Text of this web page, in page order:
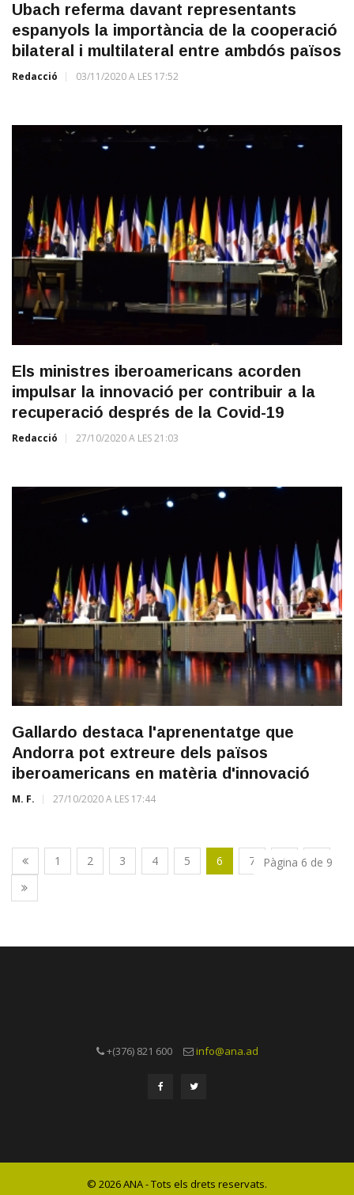
Ubach referma davant representants
espanyols la importància de la cooperació
bilateral i multilateral entre ambdós països
Redacció 03/11/2020 A LES 17:52
Els ministres iberoamericans acorden
impulsar la innovació per contribuir a la
recuperació després de la Covid-19
Redacció 27/10/2020 A LES 21:03
Gallardo destaca l'aprenentatge que
Andorra pot extreure dels països
iberoamericans en matèria d'innovació
M. F. 27/10/2020 A LES 17:44
1 2 3 4 5 6 7 8 9
Pàgina 6 de 9
+(376) 821 600 info@ana.ad
© 2026 ANA - Tots els drets reservats.